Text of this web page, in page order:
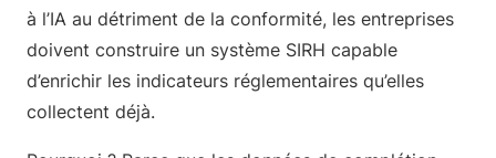
à l’IA au détriment de la conformité, les entreprises
doivent construire un système SIRH capable
d’enrichir les indicateurs réglementaires qu’elles
collectent déjà.